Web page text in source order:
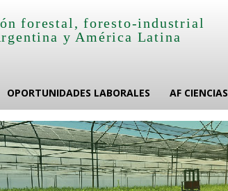
forestal, foresto-industrial
y América Latina
OPORTUNIDADES LABORALES AF CIENCIAS